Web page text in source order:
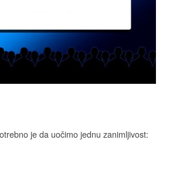
je da uočimo jednu zanimljivost: